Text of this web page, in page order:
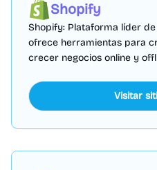
Shopify
Shopify: Plataforma líder
ofrece herramientas para
crecer negocios online y
Visitar